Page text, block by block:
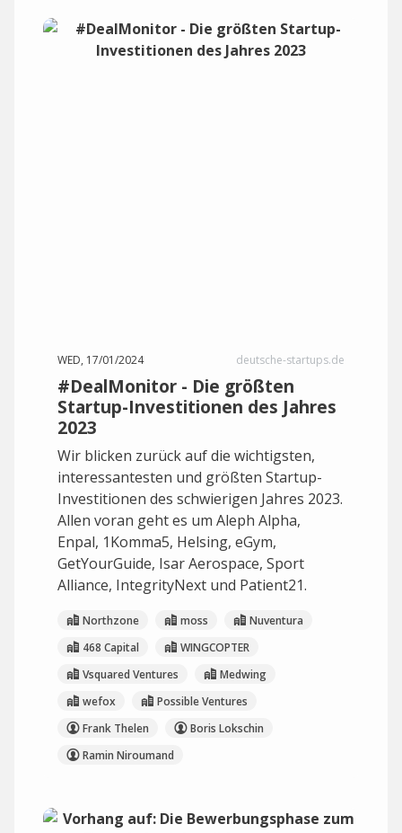
WED, 17/01/2024 deutsche-startups.de
#DealMonitor - Die größten
Startup-Investitionen des Jahres
2023
Wir blicken zurück auf die wichtigsten,
interessantesten und größten Startup-
Investitionen des schwierigen Jahres 2023.
Allen voran geht es um Aleph Alpha,
Enpal, 1Komma5, Helsing, eGym,
GetYourGuide, Isar Aerospace, Sport
Alliance, IntegrityNext und Patient21.
Northzone moss
Nuventura
468 Capital
WINGCOPTER
Vsquared Ventures
Medwing
wefox
Possible Ventures
Frank Thelen
Boris Lokschin
Ramin Niroumand